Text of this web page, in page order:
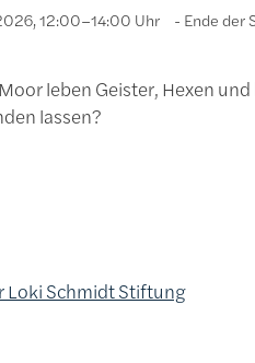
12:00–14:00 Uhr Ende der
leben Geister, Hexen
lassen?
Loki Schmidt Stiftung